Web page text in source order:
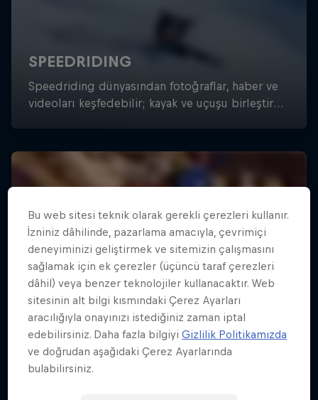
Bu web sitesi teknik olarak gerekli çerezleri kullanır.
İzniniz dâhilinde, pazarlama amacıyla, çevrimiçi
deneyiminizi geliştirmek ve sitemizin çalışmasını
sağlamak için ek çerezler (üçüncü taraf çerezleri
dâhil) veya benzer teknolojiler kullanacaktır. Web
sitesinin alt bilgi kısmındaki Çerez Ayarları
aracılığıyla onayınızı istediğiniz zaman iptal
edebilirsiniz. Daha fazla bilgiyiGizlilik Politikamızda
ve doğrudan aşağıdaki Çerez Ayarlarında
bulabilirsiniz.